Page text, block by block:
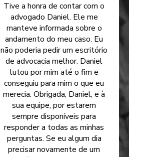
Tive a honra de contar com o
advogado Daniel. Ele me
manteve informada sobre o
andamento do meu caso. Eu
não poderia pedir um escritório
de advocacia melhor. Daniel
lutou por mim até o fim e
conseguiu para mim o que eu
merecia. Obrigada, Daniel, e à
sua equipe, por estarem
sempre disponíveis para
responder a todas as minhas
perguntas. Se eu algum dia
precisar novamente de um